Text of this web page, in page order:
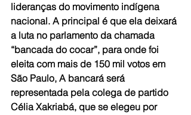
lideranças do movimento indígena
nacional. A principal é que ela deixará
a luta no parlamento da chamada
“bancada do cocar”, para onde foi
eleita com mais de 150 mil votos em
São Paulo, A bancará será
representada pela colega de partido
Célia Xakriabá, que se elegeu por